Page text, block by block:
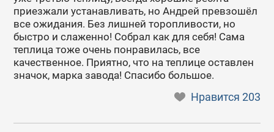
приезжали устанавливать, но Андрей превзошёл
все ожидания. Без лишней торопливости, но
быстро и слаженно! Собрал как для себя! Сама
теплица тоже очень понравилась, все
качественное. Приятно, что на теплице оставлен
значок, марка завода! Спасибо большое.
Нравится203